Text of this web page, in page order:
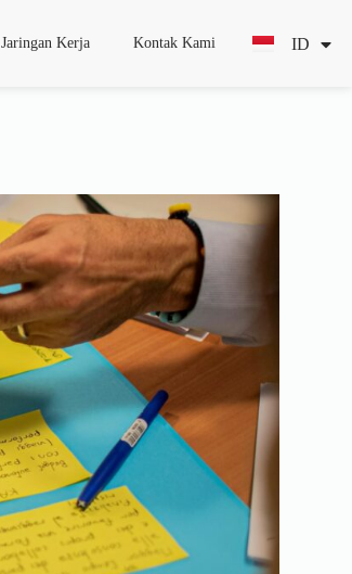
Jaringan Kerja Kontak Kami ID
EN